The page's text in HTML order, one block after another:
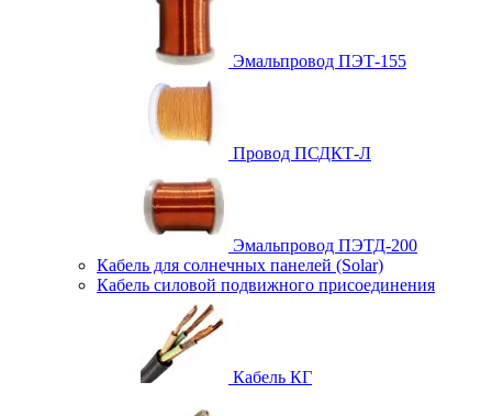
Эмальпровод ПЭТ-155
Провод ПСДКТ-Л
Эмальпровод ПЭТД-200
Кабель для солнечных панелей (Solar)
Кабель силовой подвижного присоединения
Кабель КГ